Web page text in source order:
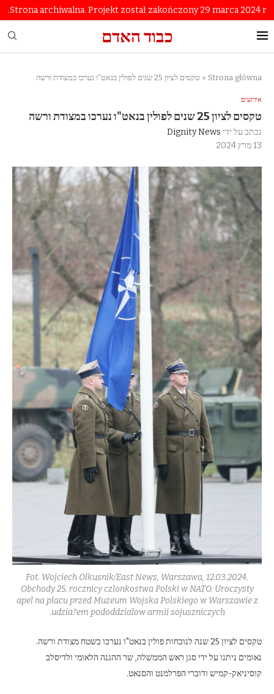
Strona archiwalna. Projekt został zakończony 29 marca 2024 r.
כבוד האדם
Strona główna
» טקסים לציון 25 שנים לפולין בנאט”ו נערכו במצודת ורשה
אירועים
טקסים לציון 25 שנים לפולין בנאט"ו נערכו במצודת ורשה
נכתב על ידי Dignity News
13 מרץ 2024
Fot. Wojciech Olkusnik/East News, Warszawa, 12.03.2024.
Obchody 25. rocznicy czlonkostwa Polski w NATO. Uroczysty
apel na placu przed Muzeum Wojska Polskiego w Warszawie z
udzia?em pododdzialow armii sojuszniczych.
טקסים לציון 25 שנה לנוכחות פולין בנאט"ו נערכו בשטח מצודת ורשה.
נאומים ניתנו על ידי סגן ראש הממשלה, שר ההגנה הלאומי ולדיסלב
קוסיניאק-קמיש ודוברי הפרלמנט והסנאט.